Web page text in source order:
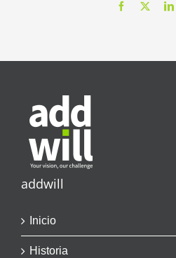
Facebook
addwill
Inicio
Historia